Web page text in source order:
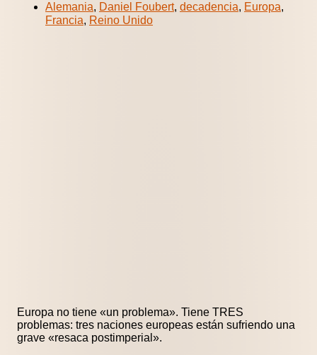
Alemania, Daniel Foubert, decadencia, Europa,
Francia, Reino Unido
Europa no tiene «un problema». Tiene TRES
problemas: tres naciones europeas están sufriendo una
grave «resaca postimperial».